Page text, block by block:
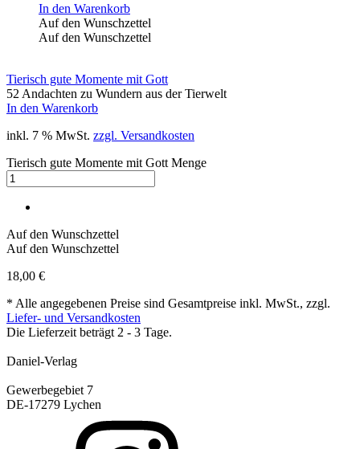
In den Warenkorb
Auf den Wunschzettel
Auf den Wunschzettel
Tierisch gute Momente mit Gott
52 Andachten zu Wundern aus der Tierwelt
In den Warenkorb
inkl. 7 % MwSt. zzgl. Versandkosten
Tierisch gute Momente mit Gott Menge
Auf den Wunschzettel
Auf den Wunschzettel
18,00 €
* Alle angegebenen Preise sind Gesamtpreise inkl. MwSt., zzgl.
Liefer- und Versandkosten
Die Lieferzeit beträgt 2 - 3 Tage.
Daniel-Verlag
Gewerbegebiet 7
DE-17279 Lychen